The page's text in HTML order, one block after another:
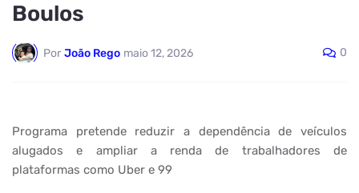
Boulos
Por João Rego maio 12, 2026 0
Programa pretende reduzir a dependência de veículos
alugados e ampliar a renda de trabalhadores de
plataformas como Uber e 99